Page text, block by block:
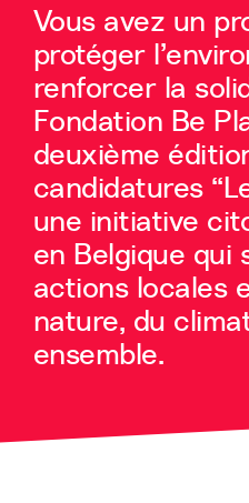
Vous avez un
protéger
renforcer la
Fondation Be
deuxième
candidatures
une initiative
en Belgique qui
actions locales
nature, du
ensemble.